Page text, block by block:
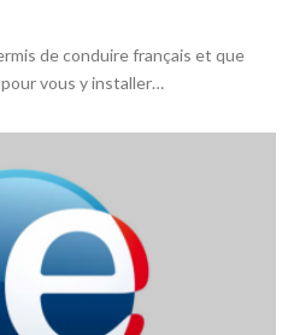
de conduire français et que
vous y installer…